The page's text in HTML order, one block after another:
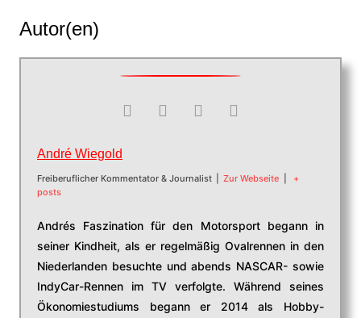
Autor(en)
André Wiegold
Freiberuflicher Kommentator & Journalist Zur Webseite
+
posts
Andrés Faszination für den Motorsport begann in
seiner Kindheit, als er regelmäßig Ovalrennen in den
Niederlanden besuchte und abends NASCAR- sowie
IndyCar-Rennen im TV verfolgte. Während seines
Ökonomiestudiums begann er 2014 als Hobby-